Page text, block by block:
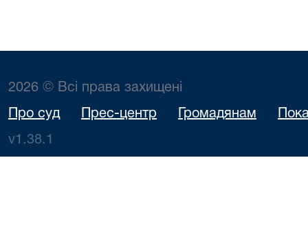
2026 © Всі права захищені
Про суд Прес-центр Громадянам
v1.38.1